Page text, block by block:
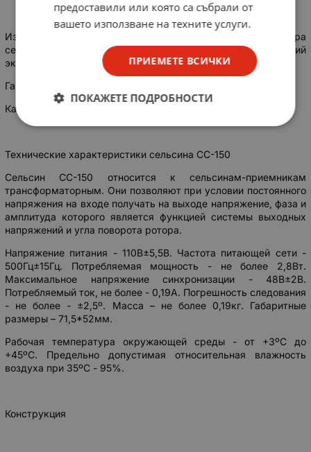
Изготовитель гарантирует бесперебойную работу прибора
сельсин СС 150 при соблюдении потребителем условий
эксплуатации, транспортировки и хранения.
Гарантийный срок – 1 год с начала эксплуатации.
Календарный срок службы - не менее 5 лет.
Технические характеристики сельсина СС-150
Сельсин СС-150 относится к сельсинам-приемникам
трансформаторным. Они позволяют при условии постоянного
напряжения на входе получать на выходе напряжение, фаза и
амплитуда которого является функцией системы выходных
напряжений и угла поворота ротора.
Напряжение питания - 110В±5,5В. Частота питающей сети -
500Гц±15Гц. Потребляемая мощность - не более 2,8Вт.
Максимальное напряжение синхронизации - 48В±2В.
Потребляемый ток, не более - 0,19А. Погрешность следования
- не более - ±2,5º. Масса – не более 0,19кг. Габаритные
размеры – 71,5*52мм.
Рабочая температура окружающей среды - от +3ºС до
+45ºС. Предельно допустимая относительная влажность
воздуха при 35ºС - 95%.
Конструкция
предоставили или която са събрали от
вашето използване на техните услуги.
ПРИЕМЕТЕ ВСИЧКИ
ПОКАЖЕТЕ ПОДРОБНОСТИ